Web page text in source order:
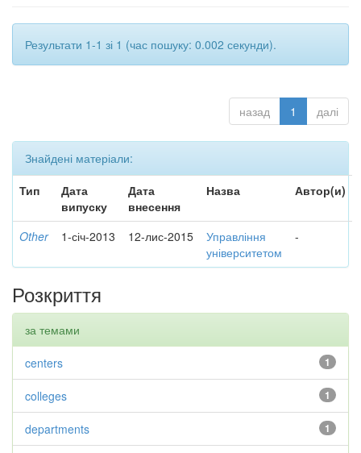
Результати 1-1 зі 1 (час пошуку: 0.002 секунди).
назад 1 далі
Знайдені матеріали:
Тип
Дата
випуску
Дата
внесення
Назва Автор(и)
Other 1-січ-2013 12-лис-2015
Управління
університетом
-
Розкриття
за темами
1
centers
1
colleges
1
departments